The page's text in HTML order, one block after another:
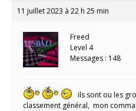
11 juillet 2023 à 22 h 25 min
Freed
Level 4
Messages : 148
ils sont ou les
classement général, mon